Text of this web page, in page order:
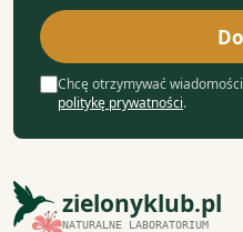
mail
Chcę otrzymywać
politykę prywatności.
zielonyklub.pl
NATURALNE LABORATORIUM